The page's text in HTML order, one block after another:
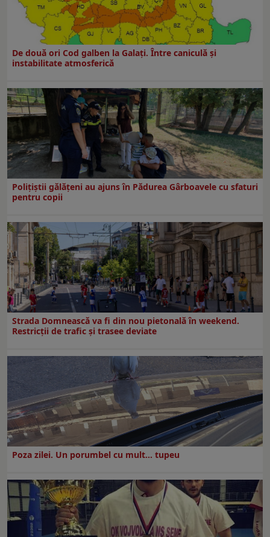
De două ori Cod galben la Galaţi. Între caniculă şi
instabilitate atmosferică
Polițiștii gălățeni au ajuns în Pădurea Gârboavele cu sfaturi
pentru copii
Strada Domnească va fi din nou pietonală în weekend.
Restricţii de trafic şi trasee deviate
Poza zilei. Un porumbel cu mult… tupeu